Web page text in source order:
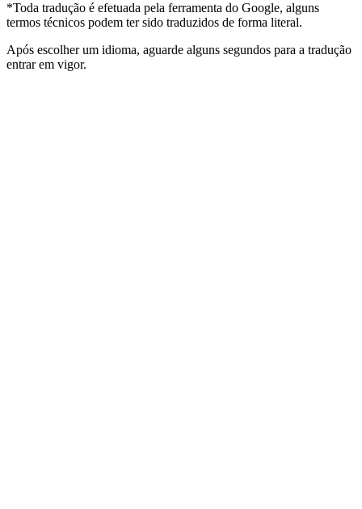
*Toda tradução é efetuada pela ferramenta do Google, alguns
termos técnicos podem ter sido traduzidos de forma literal.
Após escolher um idioma, aguarde alguns segundos para a tradução
entrar em vigor.